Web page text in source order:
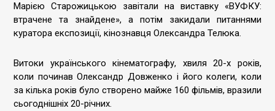
Марією Старожицькою завітали на виставку «ВУФКУ:
втрачене та знайдене», а потім закидали питаннями
куратора експозиції, кінознавця Олександра Телюка.
Витоки українського кінематографу, хвиля 20-х років,
коли починав Олександр Довженко і його колеги, коли
за кілька років було створено майже 160 фільмів, вразили
сьогоднішніх 20-річних.